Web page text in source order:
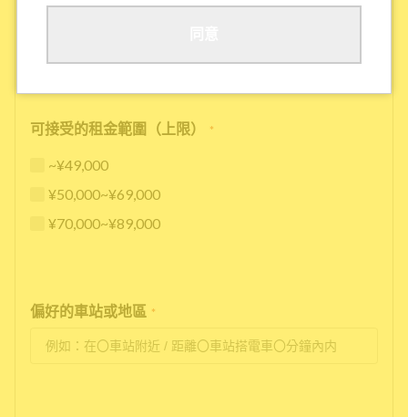
可接受的租金範圍（上限） *
~¥49,000
¥50,000~¥69,000
¥70,000~¥89,000
偏好的車站或地區 *